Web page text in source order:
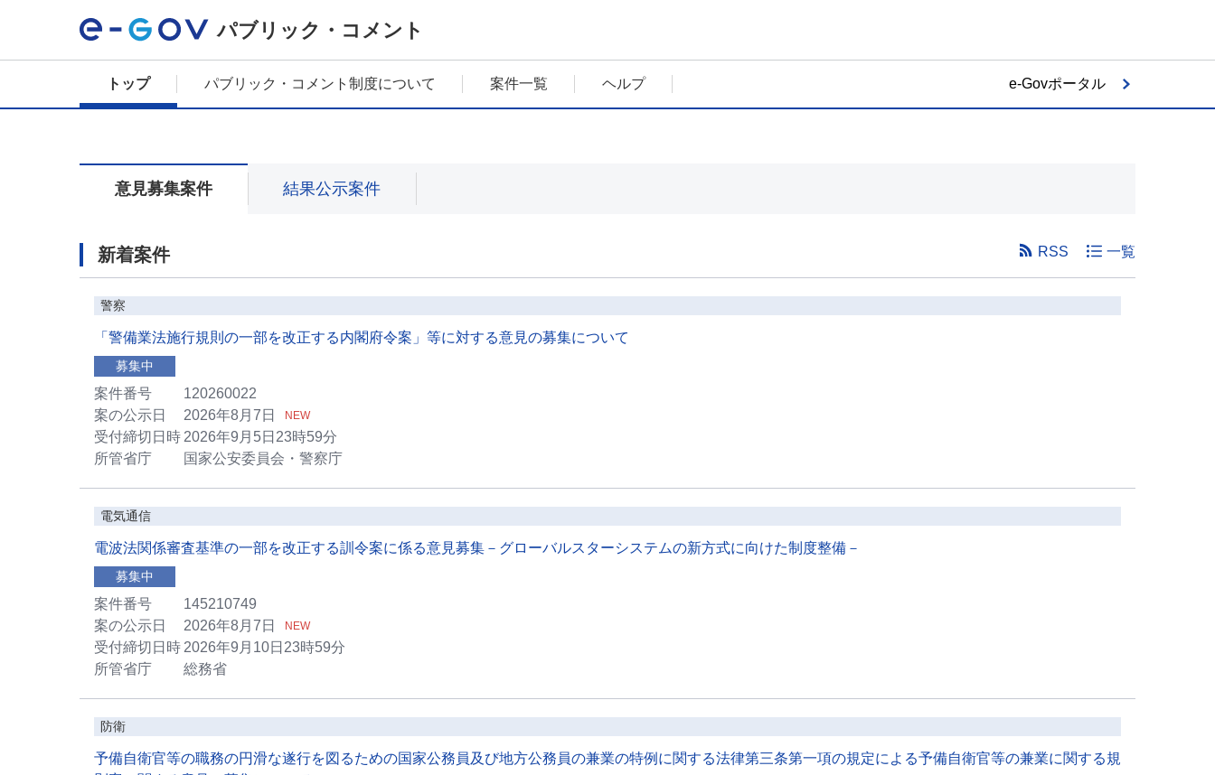
パブリック・コメント
トップ パブリック・コメント制度について 案件一覧 ヘルプ e-Govポータル
意見募集案件 結果公示案件
新着案件 RSS 一覧
警察
「警備業法施行規則の一部を改正する内閣府令案」等に対する意見の募集について
募集中
案件番号
120260022
案の公示日
2026年8月7日 NEW
受付締切日時 2026年9月5日23時59分
所管省庁
国家公安委員会・警察庁
電気通信
電波法関係審査基準の一部を改正する訓令案に係る意見募集－グローバルスターシステムの新方式に向けた制度整備－
募集中
案件番号
145210749
案の公示日
2026年8月7日 NEW
受付締切日時 2026年9月10日23時59分
所管省庁
総務省
防衛
予備自衛官等の職務の円滑な遂行を図るための国家公務員及び地方公務員の兼業の特例に関する法律第三条第一項の規定による予備自衛官等の兼業に関する規